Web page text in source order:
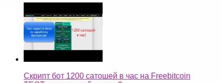
Скрипт бот 1200 сатошей в час на Freebitcoin